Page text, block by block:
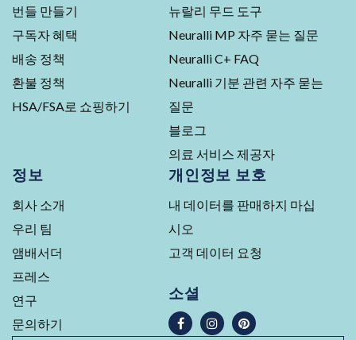
뷰
5
점
점
에
평
균
4.5
점
번들 만들기
구독자 혜택
배송 정책
환불 정책
HSA/FSA로 쇼핑하기
뉴랄리 무드 도구
Neuralli MP 자주 묻는 질문
Neuralli C+ FAQ
Neuralli 기분 관련 자주 묻는
질문
블로그
의료 서비스 제공자
정보
회사 소개
우리 팀
앰배서더
프레스
연구
문의하기
개인정보 보호
내 데이터를 판매하지 마십
시오
고객 데이터 요청
소셜